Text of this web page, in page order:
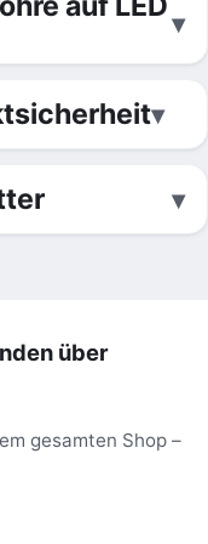
über
gesamten Shop –